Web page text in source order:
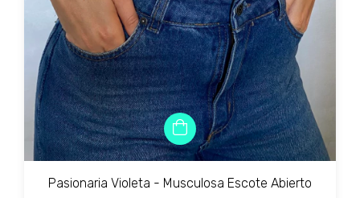
Pasionaria Violeta - Musculosa Escote Abierto